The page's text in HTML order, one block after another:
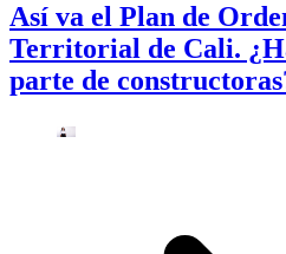
Así va el Plan de
Territorial de Cali.
parte de